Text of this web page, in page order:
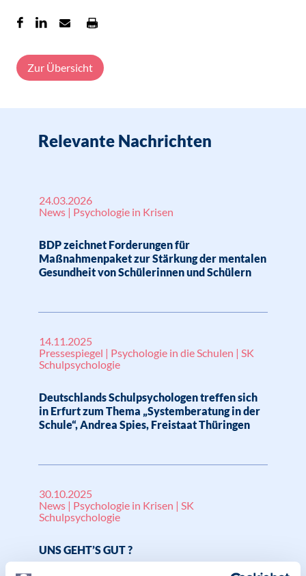
Zur Übersicht
Relevante Nachrichten
24.03.2026
News | Psychologie in Krisen
BDP zeichnet Forderungen für
Maßnahmenpaket zur Stärkung der mentalen
Gesundheit von Schülerinnen und Schülern
14.11.2025
Pressespiegel | Psychologie in die Schulen | SK
Schulpsychologie
Deutschlands Schulpsychologen treffen sich
in Erfurt zum Thema „Systemberatung in der
Schule“, Andrea Spies, Freistaat Thüringen
30.10.2025
News | Psychologie in Krisen | SK
Schulpsychologie
UNS GEHT’S GUT ?